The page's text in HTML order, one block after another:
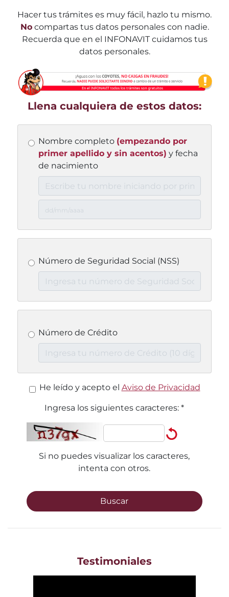
Hacer tus trámites es muy fácil, hazlo tu mismo.
Nocompartas tus datos personales con nadie.
Recuerda que en el INFONAVIT cuidamos tus
datos personales.
Llena cualquiera de estos datos:
Nombre completo (empezando por
primer apellido y sin acentos) y fecha
de nacimiento
Número de Seguridad Social (NSS)
Número de Crédito
He leído y acepto el Aviso de Privacidad
Ingresa los siguientes caracteres:*
Si no puedes visualizar los caracteres,
intenta con otros.
Buscar
Testimoniales